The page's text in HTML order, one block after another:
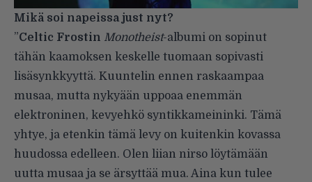
Mikä soi napeissa just nyt?
”Celtic Frostin Monotheist-albumi on sopinut
tähän kaamoksen keskelle tuomaan sopivasti
lisäsynkkyyttä. Kuuntelin ennen raskaampaa
musaa, mutta nykyään uppoaa enemmän
elektroninen, kevyehkö syntikkameininki. Tämä
yhtye, ja etenkin tämä levy on kuitenkin kovassa
huudossa edelleen. Olen liian nirso löytämään
uutta musaa ja se ärsyttää mua. Aina kun tulee